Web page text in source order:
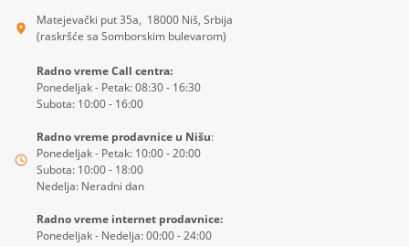
Matejevački put 35a, 18000 Niš, Srbija
(raskršće sa Somborskim bulevarom)
Radno vreme Call centra:
Ponedeljak - Petak: 08:30 - 16:30
Subota: 10:00 - 16:00
Radno vreme prodavnice u Nišu:
Ponedeljak - Petak: 10:00 - 20:00
Subota: 10:00 - 18:00
Nedelja: Neradni dan
Radno vreme internet prodavnice:
Ponedeljak - Nedelja: 00:00 - 24:00